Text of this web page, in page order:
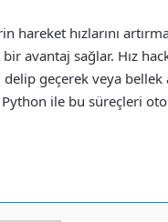
hareket hızlarını
avantaj sağlar. Hız
geçerek veya bellek
Python ile bu süreçleri